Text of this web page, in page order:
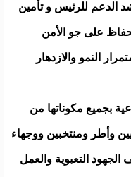
الدعم للرئيس و تأمين
على جو الأمن
النمو والازدهار
بجميع مكوناتها من
وأطر ومنتخبين ووجهاء
التعبوية والعمل